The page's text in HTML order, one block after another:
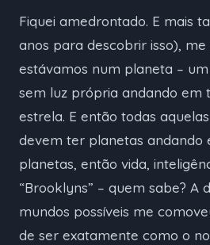
Fiquei amedrontado. E mais
anos para descobrir isso),
estávamos num planeta –
sem luz própria andando em
estrela. E então todas
devem ter planetas andando
planetas, então vida,
“Brooklyns” – quem sabe? A
mundos possíveis me
de ser exatamente como o